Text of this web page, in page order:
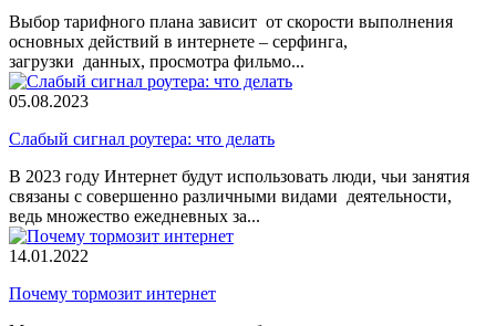
Выбор тарифного плана зависит от скорости выполнения
основных действий в интернете – серфинга,
загрузки данных, просмотра фильмо...
05.08.2023
Слабый сигнал роутера: что делать
В 2023 году Интернет будут использовать люди, чьи занятия
связаны с совершенно различными видами деятельности,
ведь множество ежедневных за...
14.01.2022
Почему тормозит интернет